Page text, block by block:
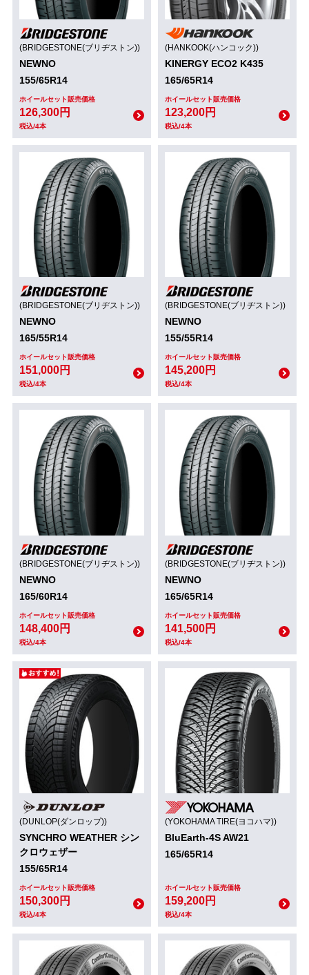
(BRIDGESTONE(ブリヂストン))
NEWNO
155/65R14
ホイールセット販売価格
126,300円
税込/4本
(HANKOOK(ハンコック))
KINERGY ECO2 K435
165/65R14
ホイールセット販売価格
123,200円
税込/4本
(BRIDGESTONE(ブリヂストン))
NEWNO
165/55R14
ホイールセット販売価格
151,000円
税込/4本
(BRIDGESTONE(ブリヂストン))
NEWNO
155/55R14
ホイールセット販売価格
145,200円
税込/4本
(BRIDGESTONE(ブリヂストン))
NEWNO
165/60R14
ホイールセット販売価格
148,400円
税込/4本
(BRIDGESTONE(ブリヂストン))
NEWNO
165/65R14
ホイールセット販売価格
141,500円
税込/4本
(DUNLOP(ダンロップ))
SYNCHRO WEATHER シン
クロウェザー
155/65R14
ホイールセット販売価格
150,300円
税込/4本
(YOKOHAMA TIRE(ヨコハマ))
BluEarth-4S AW21
165/65R14
ホイールセット販売価格
159,200円
税込/4本